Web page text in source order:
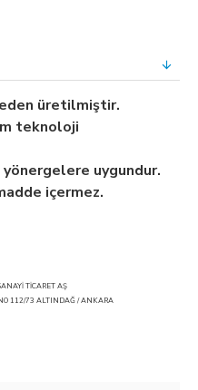
üretilmiştir.
teknoloji
uygundur.
içermez.
TİCARET AŞ
112/73 ALTINDAĞ / ANKARA